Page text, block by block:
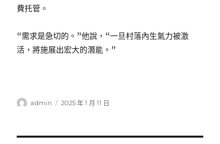
費托管。
“需求是急切的。”他說，“一旦村落內生氣力被激
活，將施展出宏大的潛能。”
作
admin
發
2025 年 1 月 11 日